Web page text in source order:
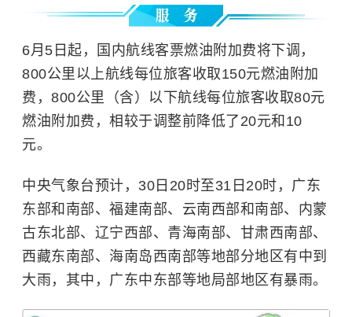
6月5日起，国内航线客票燃油附加费将下调，
800公里以上航线每位旅客收取150元燃油附加
费，800公里（含）以下航线每位旅客收取80元
燃油附加费，相较于调整前降低了20元和10
元。
中央气象台预计，30日20时至31日20时，广东
东部和南部、福建南部、云南西部和南部、内蒙
古东北部、辽宁西部、青海南部、甘肃西南部、
西藏东南部、海南岛西南部等地部分地区有中到
大雨，其中，广东中东部等地局部地区有暴雨。